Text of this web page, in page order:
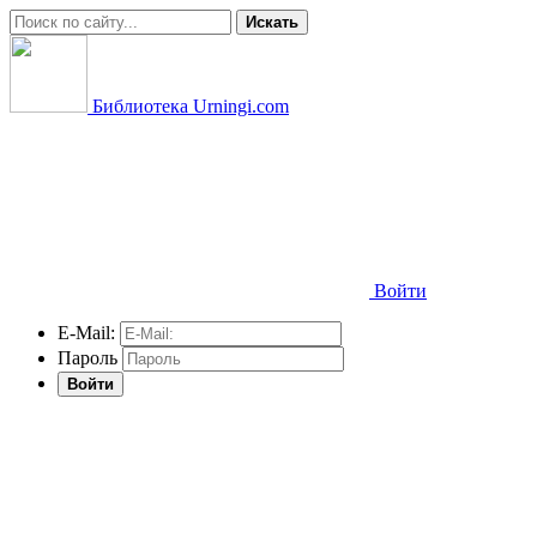
Искать
Библиотека Urningi.com
Войти
E-Mail:
Пароль
Войти